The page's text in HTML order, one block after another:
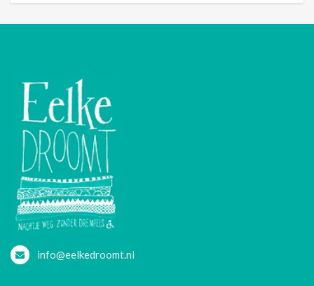
info@eelkedroomt.nl